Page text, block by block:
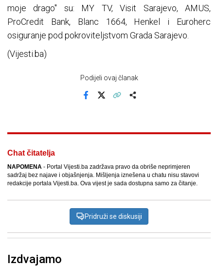
moje drago" su: MY TV, Visit Sarajevo, AMUS,
ProCredit Bank, Blanc 1664, Henkel i Euroherc
osiguranje pod pokroviteljstvom Grada Sarajevo.
(Vijesti.ba)
Podijeli ovaj članak
Chat čitatelja
NAPOMENA - Portal Vijesti.ba zadržava pravo da obriše neprimjeren
sadržaj bez najave i objašnjenja. Mišljenja iznešena u chatu nisu stavovi
redakcije portala Vijesti.ba. Ova vijest je sada dostupna samo za čitanje.
Pridruži se diskusiji
Izdvajamo